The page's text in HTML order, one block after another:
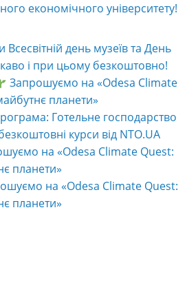
економічного університету!
Всесвітній день музеїв та День
і при цьому безкоштовно!
Запрошуємо на «Odesa Climate
планети»
Готельне господарство
курси від NTO.UA
на «Odesa Climate Quest:
планети»
на «Odesa Climate Quest:
планети»